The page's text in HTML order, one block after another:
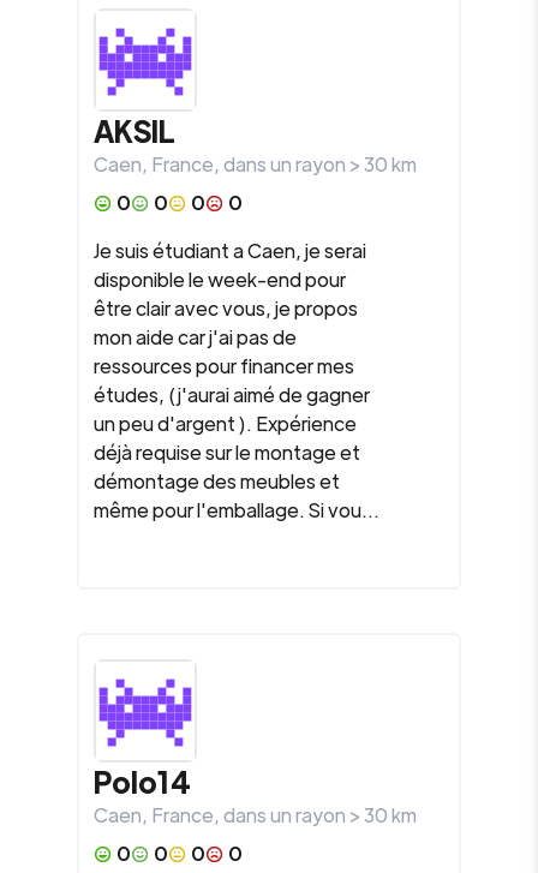
AKSIL
Caen, France, dans un rayon >30km
0
0 0
0
Je suis étudiant a Caen, je serai
disponible le week-end pour
être clair avec vous, je propos
mon aide car j'ai pas de
ressources pour financer mes
études, (j'aurai aimé de gagner
un peu d'argent ). Expérience
déjà requise sur le montage et
démontage des meubles et
même pour l'emballage. Si vou...
Polo14
Caen, France, dans un rayon >30km
0
0 0
0